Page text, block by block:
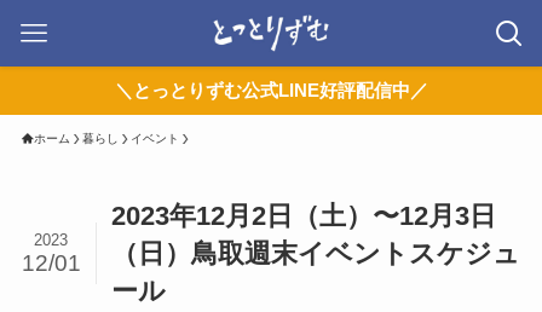
＼とっとりずむ公式LINE好評配信中／
ホーム 暮らし イベント
2023年12月2日（土）〜12月3日
（日）鳥取週末イベントスケジュ
ール
2023
12/01